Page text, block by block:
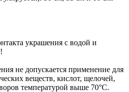
украшения с водой и
не допускается применение для
веществ, кислот, щелочей,
температурой выше 70°С.